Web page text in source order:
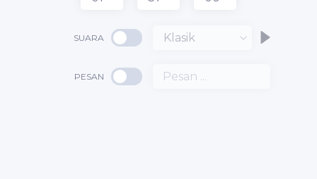
SUARA Klasik
PESAN